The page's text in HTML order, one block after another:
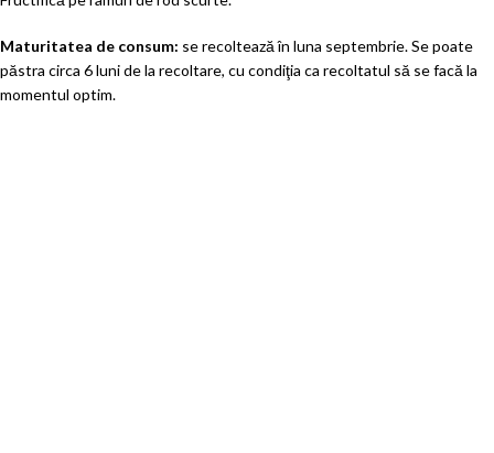
Maturitatea de consum: se recoltează în luna septembrie. Se poate
păstra circa 6 luni de la recoltare, cu condiţia ca recoltatul să se facă la
momentul optim.